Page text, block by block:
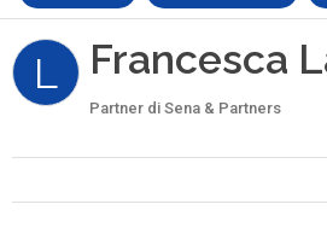
L Francesca
Partner di Sena & Partners